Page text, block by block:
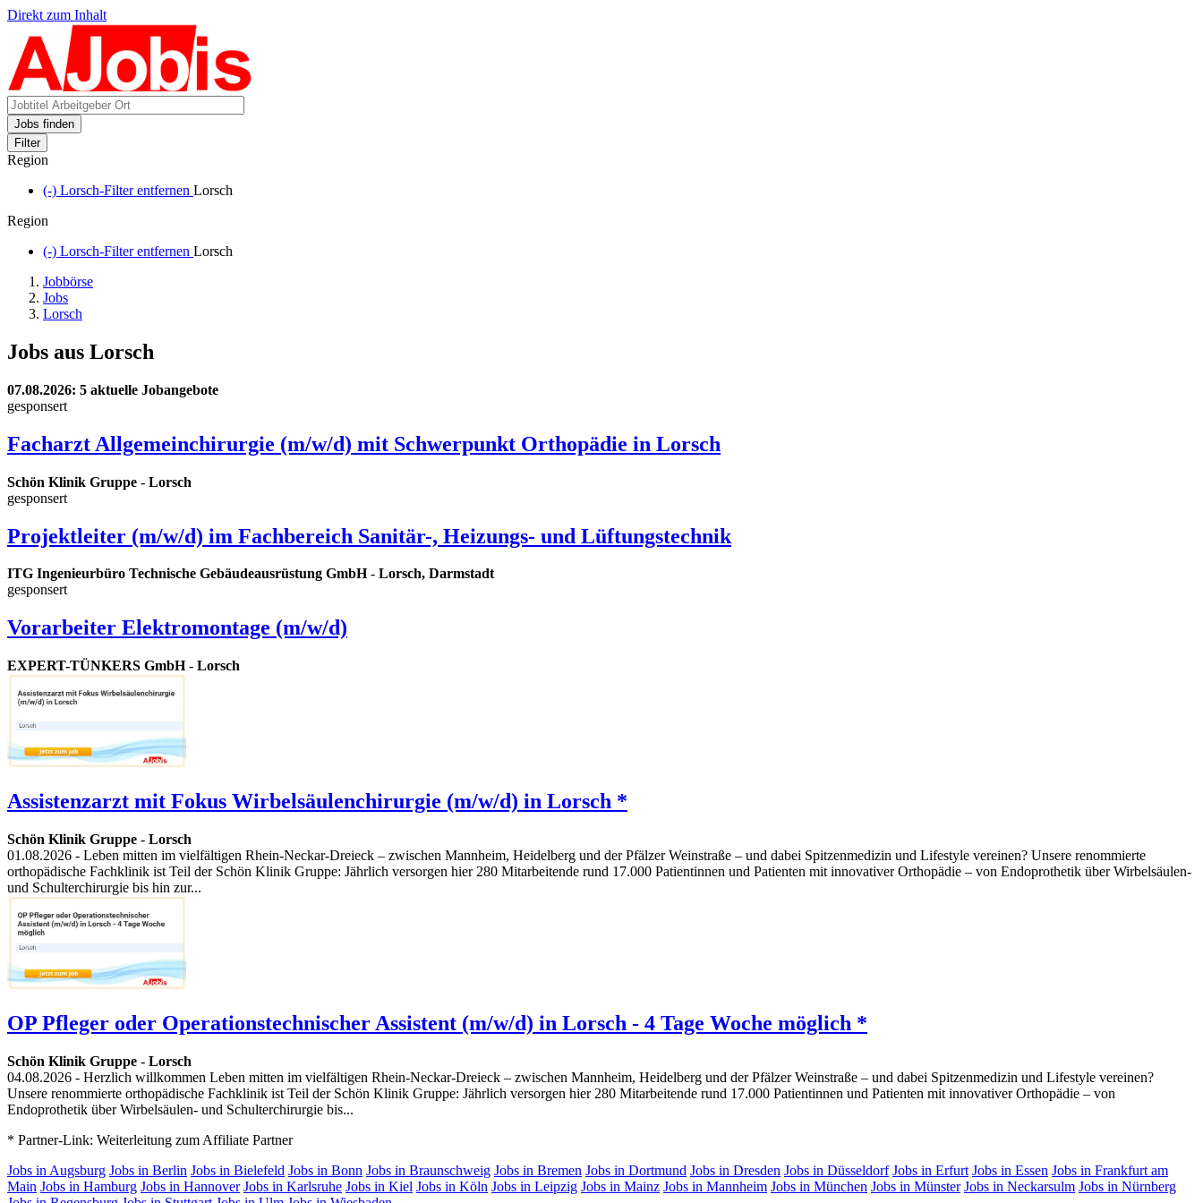
Direkt zum Inhalt
Jobs finden
Filter
Region
(-) Lorsch-Filter entfernen Lorsch
Region
(-) Lorsch-Filter entfernen Lorsch
Jobbörse
Jobs
Lorsch
Jobs aus Lorsch
07.08.2026: 5 aktuelle Jobangebote
gesponsert
Facharzt Allgemeinchirurgie (m/w/d) mit Schwerpunkt Orthopädie in Lorsch
Schön Klinik Gruppe - Lorsch
gesponsert
Projektleiter (m/w/d) im Fachbereich Sanitär-, Heizungs- und Lüftungstechnik
ITG Ingenieurbüro Technische Gebäudeausrüstung GmbH- Lorsch, Darmstadt
gesponsert
Vorarbeiter Elektromontage (m/w/d)
EXPERT-TÜNKERS GmbH- Lorsch
Assistenzarzt mit Fokus Wirbelsäulenchirurgie (m/w/d) in Lorsch *
Schön Klinik Gruppe - Lorsch
01.08.2026 - Leben mitten im vielfältigen Rhein-Neckar-Dreieck – zwischen Mannheim, Heidelberg und der Pfälzer Weinstraße – und dabei Spitzenmedizin und Lifestyle vereinen? Unsere renommierte
orthopädische Fachklinik ist Teil der Schön Klinik Gruppe: Jährlich versorgen hier 280 Mitarbeitende rund 17.000 Patientinnen und Patienten mit innovativer Orthopädie – von Endoprothetik über Wirbelsäulen-
und Schulterchirurgie bis hin zur...
OP Pfleger oder Operationstechnischer Assistent (m/w/d) in Lorsch - 4 Tage Woche möglich *
Schön Klinik Gruppe - Lorsch
04.08.2026 - Herzlich willkommen Leben mitten im vielfältigen Rhein-Neckar-Dreieck – zwischen Mannheim, Heidelberg und der Pfälzer Weinstraße – und dabei Spitzenmedizin und Lifestyle vereinen?
Unsere renommierte orthopädische Fachklinik ist Teil der Schön Klinik Gruppe: Jährlich versorgen hier 280 Mitarbeitende rund 17.000 Patientinnen und Patienten mit innovativer Orthopädie – von
Endoprothetik über Wirbelsäulen- und Schulterchirurgie bis...
* Partner-Link: Weiterleitung zum Affiliate Partner
Jobs in Augsburg Jobs in Berlin Jobs in Bielefeld Jobs in Bonn Jobs in Braunschweig Jobs in Bremen Jobs in Dortmund Jobs in Dresden Jobs in Düsseldorf Jobs in Erfurt Jobs in Essen Jobs in Frankfurt am
Main Jobs in Hamburg Jobs in Hannover Jobs in Karlsruhe Jobs in Kiel Jobs in Köln Jobs in Leipzig Jobs in Mainz Jobs in Mannheim Jobs in München Jobs in Münster Jobs in Neckarsulm Jobs in Nürnberg